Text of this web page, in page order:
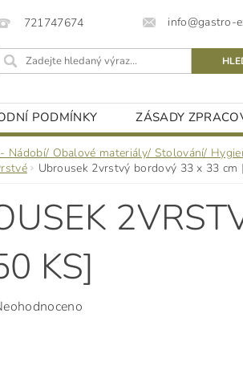
721747674 info@gastro-
PODMÍNKY ZÁSADY
Nádobí/ Obalové materiály/ Stolování/
Ubrousek 2vrstvý bordový 33 x 33 cm
KS]